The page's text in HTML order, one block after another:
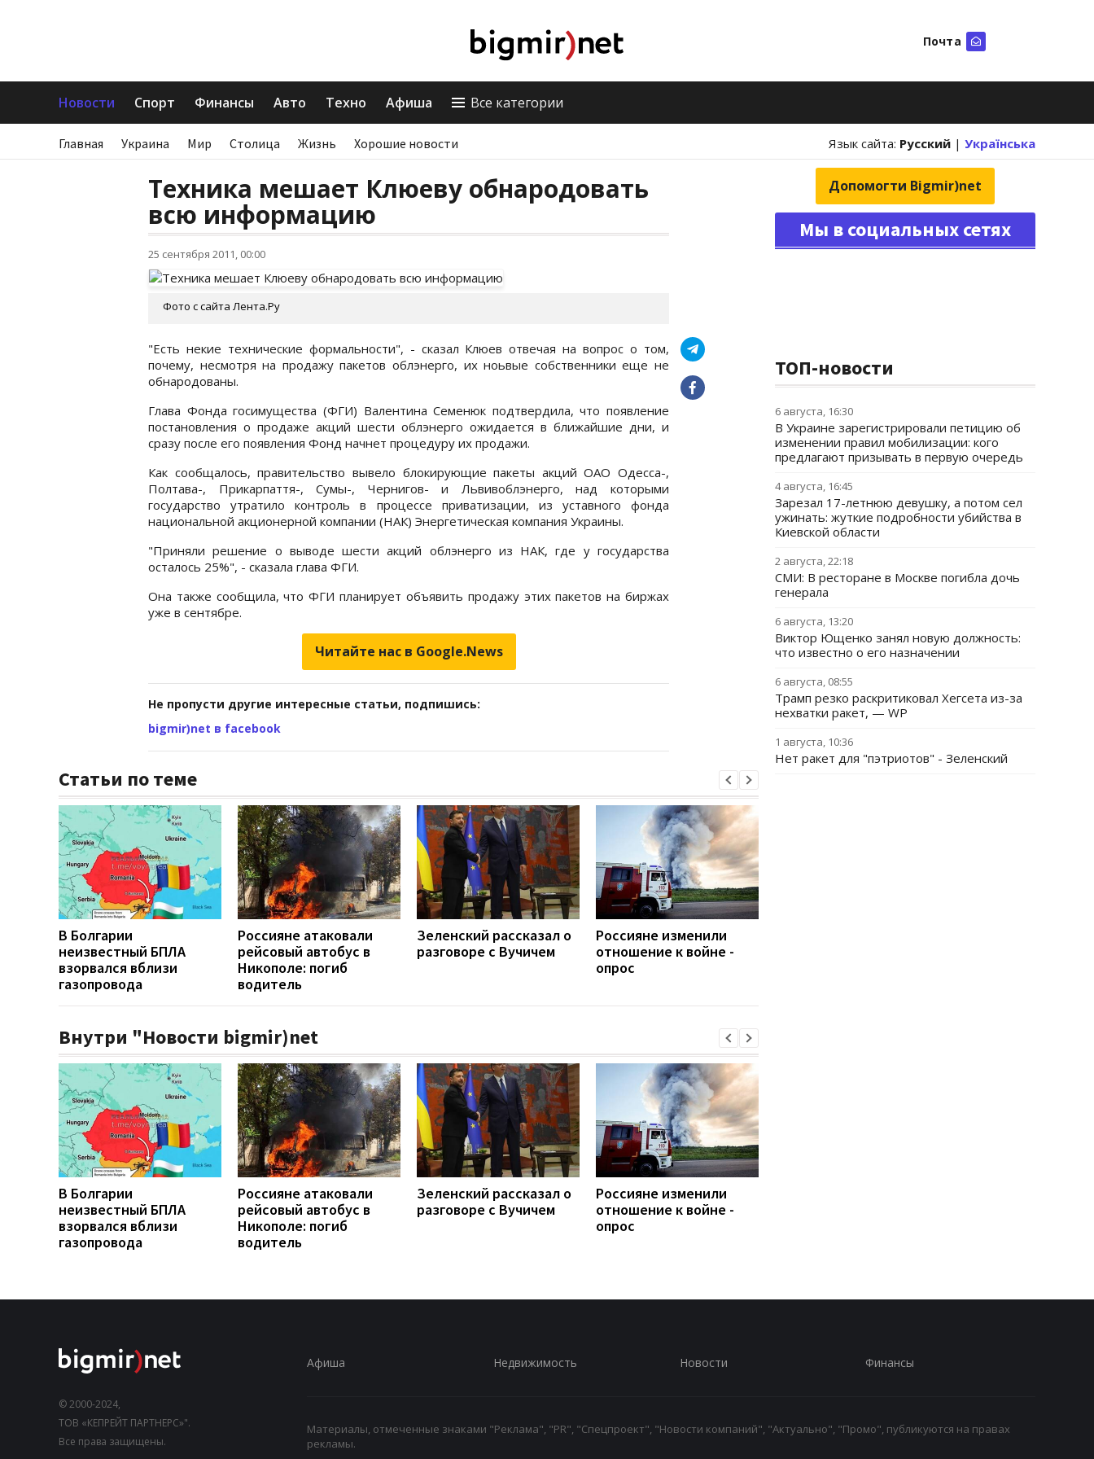
Почта
Новости Спорт Финансы Авто Техно Афиша Все категории
Главная Украина Мир Столица Жизнь Хорошие новости Язык сайта: Русский | Українська
Техника мешает Клюеву обнародовать
всю информацию
25 сентября 2011, 00:00
Фото с сайта Лента.Ру
"Есть некие технические формальности", - сказал Клюев отвечая на вопрос о том,
почему, несмотря на продажу пакетов облэнерго, их ноьвые собственники еще не
обнародованы.
Глава Фонда госимущества (ФГИ) Валентина Семенюк подтвердила, что появление
постановления о продаже акций шести облэнерго ожидается в ближайшие дни, и
сразу после его появления Фонд начнет процедуру их продажи.
Как сообщалось, правительство вывело блокирующие пакеты акций ОАО Одесса-,
Полтава-, Прикарпаття-, Сумы-, Чернигов- и Львивоблэнерго, над которыми
государство утратило контроль в процессе приватизации, из уставного фонда
национальной акционерной компании (НАК) Энергетическая компания Украины.
"Приняли решение о выводе шести акций облэнерго из НАК, где у государства
осталось 25%", - сказала глава ФГИ.
Она также сообщила, что ФГИ планирует объявить продажу этих пакетов на биржах
уже в сентябре.
Читайте нас в Google.News
Не пропусти другие интересные статьи, подпишись:
bigmir)net в facebook
Статьи по теме
В Болгарии
неизвестный БПЛА
взорвался вблизи
газопровода
Россияне атаковали
рейсовый автобус в
Никополе: погиб
водитель
Зеленский рассказал о
разговоре с Вучичем
Россияне изменили
отношение к войне -
опрос
Внутри "Новости bigmir)net
В Болгарии
неизвестный БПЛА
взорвался вблизи
газопровода
Россияне атаковали
рейсовый автобус в
Никополе: погиб
водитель
Зеленский рассказал о
разговоре с Вучичем
Россияне изменили
отношение к войне -
опрос
Допомогти Bigmir)net
Мы в социальных сетях
ТОП-новости
6 августа, 16:30
В Украине зарегистрировали петицию об
изменении правил мобилизации: кого
предлагают призывать в первую очередь
4 августа, 16:45
Зарезал 17-летнюю девушку, а потом сел
ужинать: жуткие подробности убийства в
Киевской области
2 августа, 22:18
СМИ: В ресторане в Москве погибла дочь
генерала
6 августа, 13:20
Виктор Ющенко занял новую должность:
что известно о его назначении
6 августа, 08:55
Трамп резко раскритиковал Хегсета из-за
нехватки ракет, — WP
1 августа, 10:36
Нет ракет для "пэтриотов" - Зеленский
© 2000-2024,
ТОВ «КЕПРЕЙТ ПАРТНЕРС»".
Все права защищены.
Афиша Недвижимость Новости Финансы
Материалы, отмеченные знаками "Реклама", "PR", "Спецпроект", "Новости компаний", "Актуально", "Промо", публикуются на правах
рекламы.